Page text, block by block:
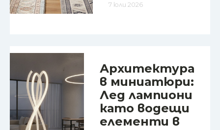
7 юли 2026
Архитектура
в миниатюри:
Лед лампиони
като водещи
елементи в